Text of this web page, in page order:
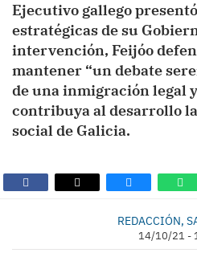
Ejecutivo gallego
estratégicas de su
intervención, Feijóo
mantener “un debate
de una inmigración legal
contribuya al desarrollo
social de Galicia.
REDACCIÓN,
14/10/21 -